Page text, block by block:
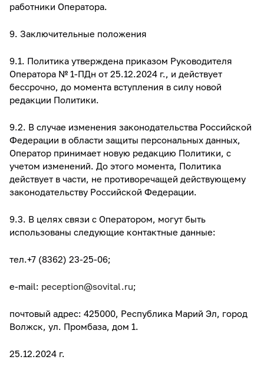
работники Оператора.
9. Заключительные положения
9.1. Политика утверждена приказом Руководителя
Оператора № 1-ПДн от 25.12.2024 г., и действует
бессрочно, до момента вступления в силу новой
редакции Политики.
9.2. В случае изменения законодательства Российской
Федерации в области защиты персональных данных,
Оператор принимает новую редакцию Политики, с
учетом изменений. До этого момента, Политика
действует в части, не противоречащей действующему
законодательству Российской Федерации.
9.3. В целях связи с Оператором, могут быть
использованы следующие контактные данные:
тел.+7 (8362) 23-25-06;
e-mail: peception@sovital.ru;
почтовый адрес: 425000, Республика Марий Эл, город
Волжск, ул. Промбаза, дом 1.
25.12.2024 г.